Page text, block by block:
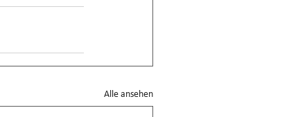
Alle ansehen